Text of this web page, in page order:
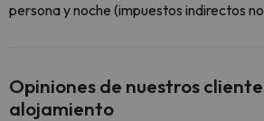
persona y noche (impuestos indirectos
Opiniones de nuestros
alojamiento